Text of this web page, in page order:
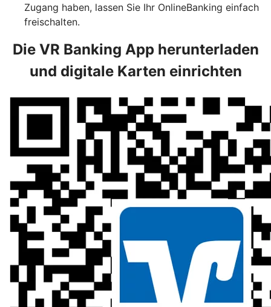
Zugang haben, lassen Sie Ihr OnlineBanking einfach
freischalten.
Die VR Banking App herunterladen
und digitale Karten einrichten